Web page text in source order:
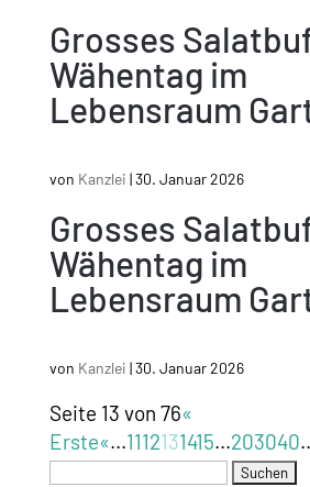
Grosses
Wähentag im
Lebensraum
von Kanzlei |30. Januar 2026
Grosses
Wähentag im
Lebensraum
von Kanzlei |30. Januar 2026
Seite 13 von 76«
Erste«...1112131415...203040